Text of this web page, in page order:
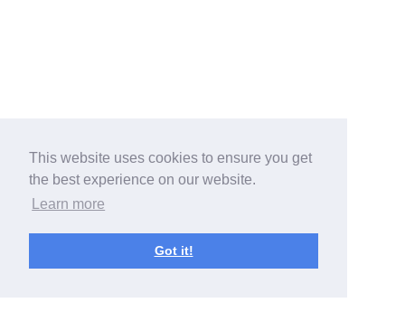
This website uses cookies to ensure you get
the best experience on our website.
Learn more
Got it!